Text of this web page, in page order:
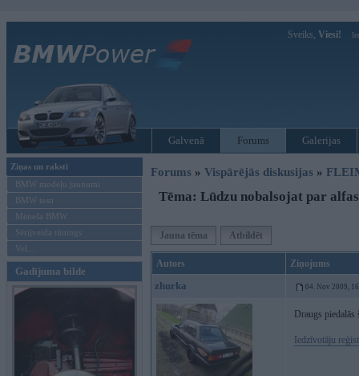
Sveiks, Viesi!
Galvenā Forums Galerijas
Ziņas un raksti
BMW modeļu jaunumi
BMW testi
Mēneša BMW
Sērijveida tūnings
Vel...
Gadījuma bilde
Forums » Vispārējās diskusijas »
Tēma: Lūdzu nobalsojat par
Jauna tēma Atbildēt
Autors Ziņojums
zhurka 04. Nov 2009,
Draugs
Iedzīvotāju